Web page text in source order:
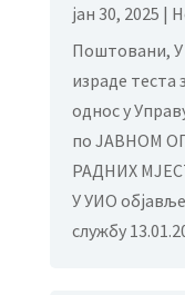
јан 30, 2025 |
Поштовани,
израде теста
однос у
по ЈАВНОМ
РАДНИХ
У УИО
службу